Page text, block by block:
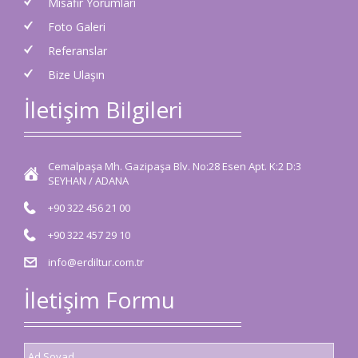
Foto Galeri
Referanslar
Bize Ulaşın
İletişim Bilgileri
Cemalpaşa Mh. Gazipaşa Blv. No:28 Esen Apt. K:2 D:3
SEYHAN / ADANA
+90 322 456 21 00
+90 322 457 29 10
info@erdiltur.com.tr
İletişim Formu